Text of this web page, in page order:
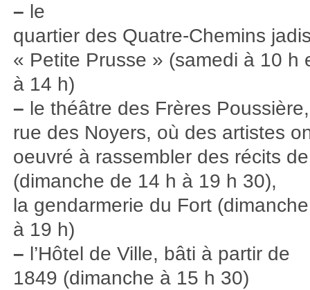
– le
quartier des Quatre-Chemins
« Petite Prusse » (samedi à 10 h
à 14 h)
– le théâtre des Frères Poussière,
rue des Noyers, où des artistes
oeuvré à rassembler des récits
(dimanche de 14 h à 19 h 30),
la gendarmerie du Fort
à 19 h)
– l’Hôtel de Ville, bâti à partir de
1849 (dimanche à 15 h 30)